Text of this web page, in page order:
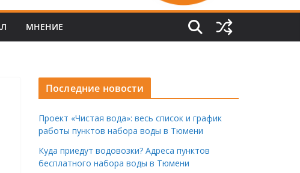
МНЕНИЕ
Последние новости
Проект «Чистая вода»: весь список и график
работы пунктов набора воды в Тюмени
Куда приедут водовозки? Адреса пунктов
бесплатного набора воды в Тюмени